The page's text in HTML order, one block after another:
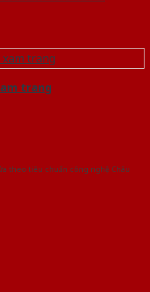
trang
theo tiêu chuẩn công nghệ Châu